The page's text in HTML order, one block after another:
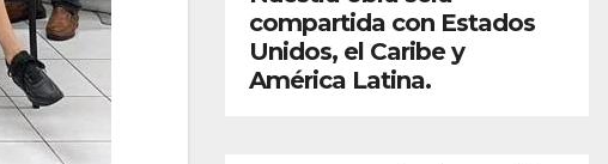
compartida con Estados
Unidos, el Caribe y
América Latina.